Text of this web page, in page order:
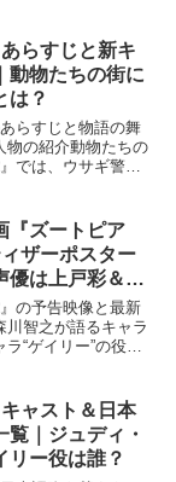
らすじと新キ
動物たちの街に
は？
らすじと物語の舞
物の紹介動物たちの
では、ウサギ警官
『ズートピア
ザーポスター
優は上戸彩＆森
の予告映像と最新
川智之が語るキャラ
“ゲイリー”の役割
ャスト＆日本
｜ジュディ・
リー役は誰？